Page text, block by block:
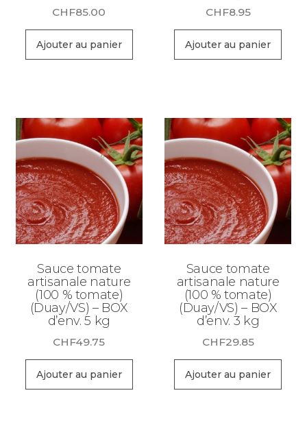
CHF85.00
Ajouter au panier
CHF8.95
Ajouter au panier
Sauce tomate
artisanale nature
(100 % tomate)
(Duay/VS) – BOX
d’env. 5 kg
CHF49.75
Ajouter au panier
Sauce tomate
artisanale nature
(100 % tomate)
(Duay/VS) – BOX
d’env. 3 kg
CHF29.85
Ajouter au panier